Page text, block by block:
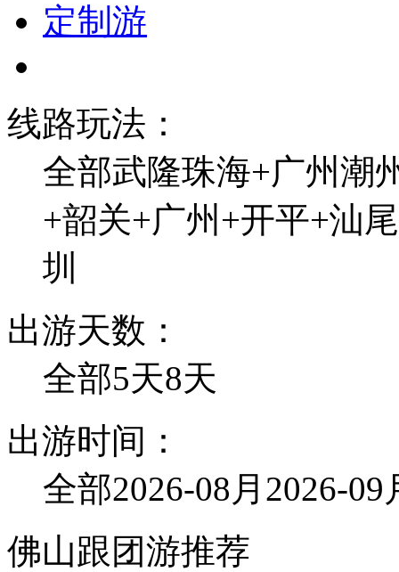
定制游
线路玩法：
全部武隆珠海+广州潮
+韶关+广州+开平+汕尾
圳
出游天数：
全部5天8天
出游时间：
全部2026-08月 2026-09
佛山跟团游推荐